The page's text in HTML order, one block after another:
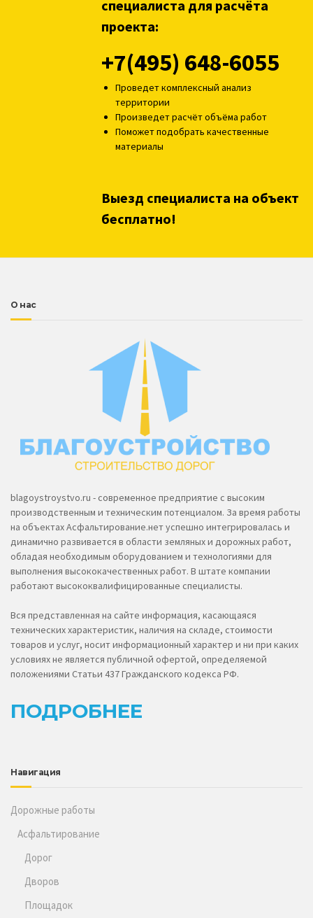
специалиста для расчёта
проекта:
+7(495) 648-6055
Проведет комплексный анализ
территории
Произведет расчёт объёма работ
Поможет подобрать качественные
материалы
Выезд специалиста на объект
бесплатно!
О нас
blagoystroystvo.ru - современное предприятие с высоким
производственным и техническим потенциалом. За время работы
на объектах Асфальтирование.нет успешно интегрировалась и
динамично развивается в области земляных и дорожных работ,
обладая необходимым оборудованием и технологиями для
выполнения высококачественных работ. В штате компании
работают высококвалифицированные специалисты.
Вся представленная на сайте информация, касающаяся
технических характеристик, наличия на складе, стоимости
товаров и услуг, носит информационный характер и ни при каких
условиях не является публичной офертой, определяемой
положениями Статьи 437 Гражданского кодекса РФ.
ПОДРОБНЕЕ
Навигация
Дорожные работы
Асфальтирование
Дорог
Дворов
Площадок